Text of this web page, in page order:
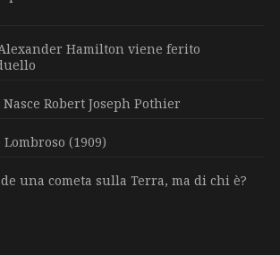
Hamilton viene ferito
Robert Joseph Pothier
Lombroso (1909)
una cometa sulla Terra, ma di chi è?